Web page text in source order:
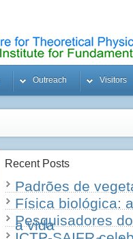
Outreach Visitors
RecentPosts
Padrões de
Física biológica:
a vida
Pesquisadores